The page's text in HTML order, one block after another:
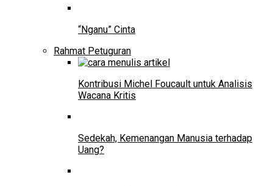
“Nganu” Cinta
Rahmat Petuguran
Kontribusi Michel Foucault untuk Analisis
Wacana Kritis
Sedekah, Kemenangan Manusia terhadap
Uang?